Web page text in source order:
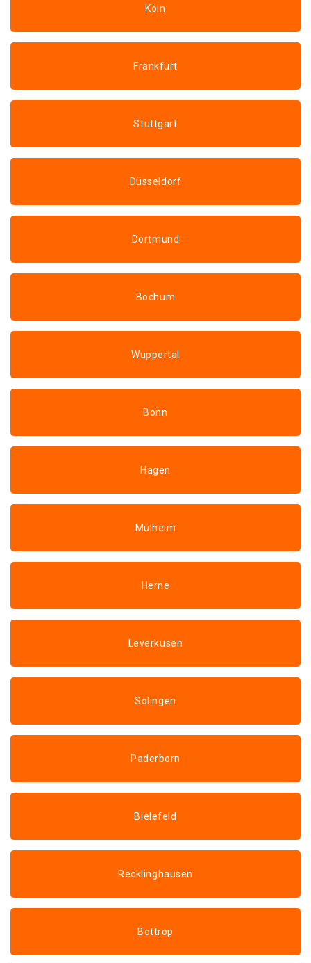
Köln
Frankfurt
Stuttgart
Düsseldorf
Dortmund
Bochum
Wuppertal
Bonn
Hagen
Mülheim
Herne
Leverkusen
Solingen
Paderborn
Bielefeld
Recklinghausen
Bottrop